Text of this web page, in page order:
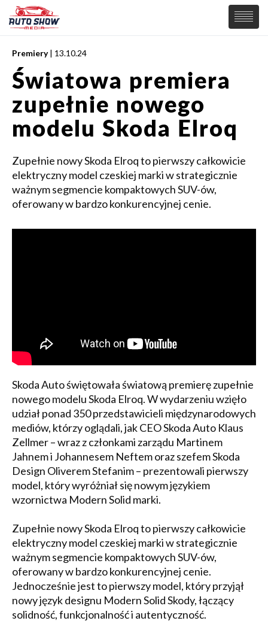
PREMIERY
SAMOCHODY
Wiadomości
Supersamochody
Samochody Koncepcyjne
Elektryczne
MOTORSPORT
Premiery | 13.10.24
Światowa premiera
zupełnie nowego
modelu Skoda Elroq
Zupełnie nowy Skoda Elroq to pierwszy całkowicie
elektryczny model czeskiej marki w strategicznie
ważnym segmencie kompaktowych SUV-ów,
oferowany w bardzo konkurencyjnej cenie.
Skoda Auto świętowała światową premierę zupełnie
nowego modelu Skoda Elroq. W wydarzeniu wzięło
udział ponad 350 przedstawicieli międzynarodowych
mediów, którzy oglądali, jak CEO Skoda Auto Klaus
Zellmer – wraz z członkami zarządu Martinem
Jahnem i Johannesem Neftem oraz szefem Skoda
Design Oliverem Stefanim – prezentowali pierwszy
model, który wyróżniał się nowym językiem
wzornictwa Modern Solid marki.
Zupełnie nowy Skoda Elroq to pierwszy całkowicie
elektryczny model czeskiej marki w strategicznie
ważnym segmencie kompaktowych SUV-ów,
oferowany w bardzo konkurencyjnej cenie.
Jednocześnie jest to pierwszy model, który przyjął
nowy język designu Modern Solid Skody, łączący
solidność, funkcjonalność i autentyczność.